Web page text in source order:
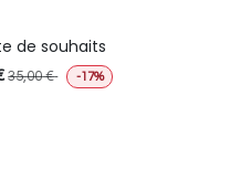
35,00€ -17%
de souhaits